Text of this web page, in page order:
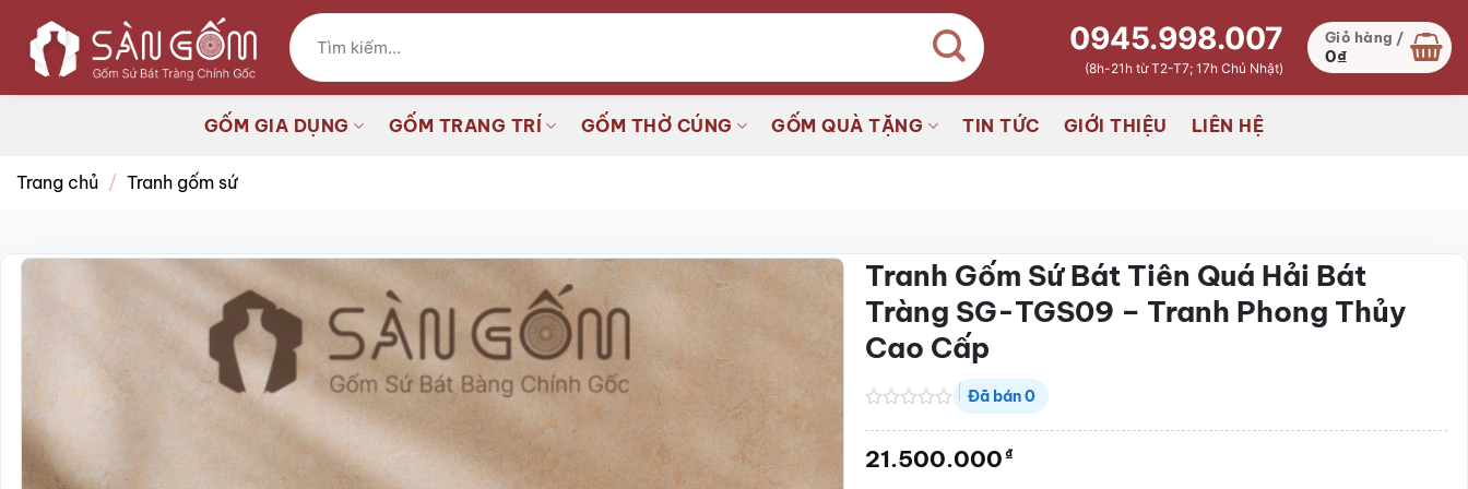
qua
dung
Tìm
kiếm:
0945.998.007
(8h-21h từ T2-T7; 17h Chủ Nhật)
Giỏ hàng /
0₫
GỐM GIA DỤNG GỐM TRANG TRÍ GỐM THỜ CÚNG GỐM QUÀ TẶNG TIN TỨC GIỚI THIỆU LIÊN HỆ
Trang chủ / Tranh gốm sứ
Tranh Gốm Sứ Bát Tiên Quá Hải Bát
Tràng SG-TGS09 – Tranh Phong Thủy
Cao Cấp
hạng
Đã bán0
21.500.000 ₫